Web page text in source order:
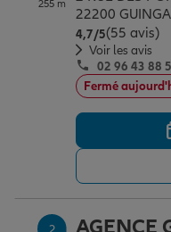
Assurance
Prévoyance et
Assurance animal
Protection de la
Protection juridique
Épargne & retraite
Plan épargne
Assurance vie
Placements
Vos projets
Partir en vacances
Déménager
Conseil assurance
Outre-mer
255 m
22200
4,7/5Note de 4.7 sur 5
(55 avis)
Voir les avis
02 96 43 88
Fermé